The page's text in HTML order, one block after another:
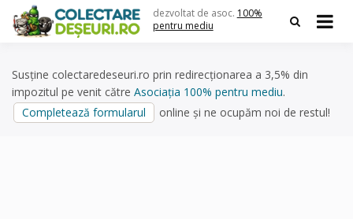
content
dezvoltat de asoc. 100%
pentru mediu
Susține colectaredeseuri.ro prin redirecționarea a 3,5% din
impozitul pe venit către Asociația 100% pentru mediu.
Completează formularul
online și ne ocupăm noi de restul!